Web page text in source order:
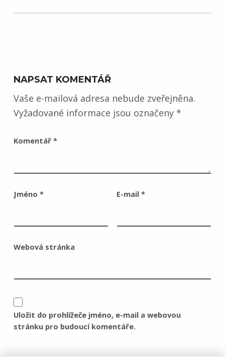
NAPSAT KOMENTÁŘ
Vaše e-mailová adresa nebude zveřejněna.
Vyžadované informace jsou označeny *
Komentář *
Jméno * E-mail *
Webová stránka
Uložit do prohlížeče jméno, e-mail a webovou
stránku pro budoucí komentáře.